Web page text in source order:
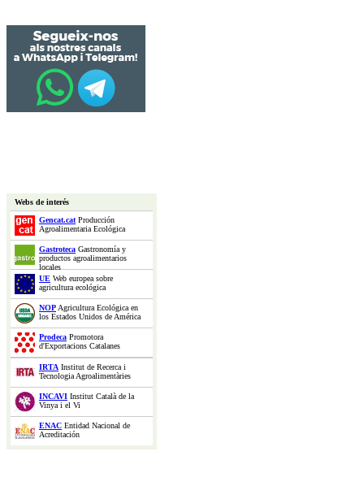
Webs de interés
Gencat.catProducción
Agroalimentaria Ecológica
Gastroteca Gastronomía y
productos agroalimentarios
locales
UE Web europea sobre
agricultura ecológica
NOPAgricultura Ecológica en
los Estados Unidos de América
Prodeca Promotora
d'Exportacions Catalanes
IRTA Institut de Recerca i
Tecnologia Agroalimentàries
INCAVI Institut Català de la
Vinya i el Vi
ENAC Entidad Nacional de
Acreditación